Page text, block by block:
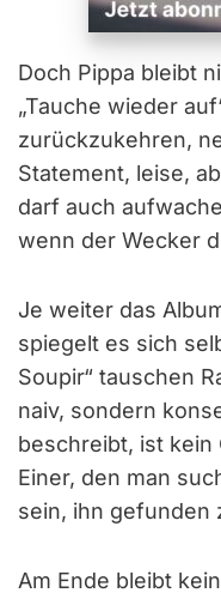
Doch Pippa bleibt
„Tauche wieder
zurückzukehren,
Statement, leise,
darf auch
wenn der Wecker
Je weiter das
spiegelt es sich
Soupir“ tauschen
naiv, sondern
beschreibt, ist kein
Einer, den man
sein, ihn gefunden
Am Ende bleibt